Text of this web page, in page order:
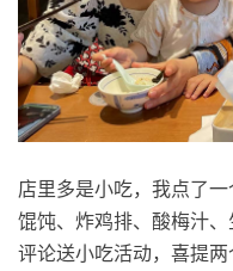
店里多是小吃，我点了
馄饨、炸鸡排、酸梅汁
评论送小吃活动，喜提